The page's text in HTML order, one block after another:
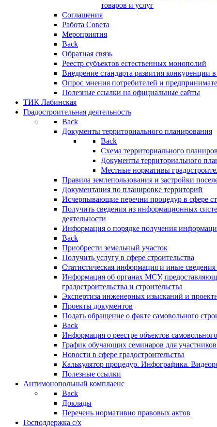
товаров и услуг
Соглашения
Работа Совета
Мероприятия
Back
Обратная связь
Реестр субъектов естественных монополий
Внедрение стандарта развития конкуренции
Опрос мнения потребителей и
Полезные ссылки на официальные сайты
ТИК Лабинская
Градостроительная деятельность
Back
Документы территориального планирования
Back
Схема территориального
Документы территориального
Местные нормативы
Правила землепользования и застройки
Документация по планировке территорий
Исчерпывающие перечни процедур в сфере
Получить сведения из информационных
деятельности
Информация о порядке получения
Back
Приобрести земельный участок
Получить услугу в сфере строительства
Статистическая информация и иные сведения
Информация об органах МСУ,
градостроительства и строительства
Экспертиза инженерных изысканий и
Проекты документов
Подать обращение о факте самовольного
Back
Информация о реестре объектов
График обучающих семинаров для участников
Новости в сфере градостроительства
Калькулятор процедур. Инфографика.
Полезные ссылки
Антимонопольный комплаенс
Back
Доклады
Перечень нормативно правовых актов
Господдержка с/х